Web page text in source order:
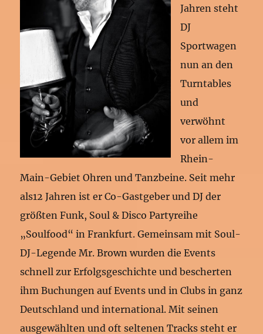
Jahren steht
DJ
Sportwagen
nun an den
Turntables
und
verwöhnt
vor allem im
Rhein-
Main-Gebiet Ohren und Tanzbeine. Seit mehr
als12 Jahren ist er Co-Gastgeber und DJ der
größten Funk, Soul & Disco Partyreihe
„Soulfood“ in Frankfurt. Gemeinsam mit Soul-
DJ-Legende Mr. Brown wurden die Events
schnell zur Erfolgsgeschichte und bescherten
ihm Buchungen auf Events und in Clubs in ganz
Deutschland und international. Mit seinen
ausgewählten und oft seltenen Tracks steht er